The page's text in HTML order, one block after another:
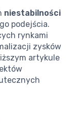
niestabilności
podejścia.
rynkami
zysków
artykule